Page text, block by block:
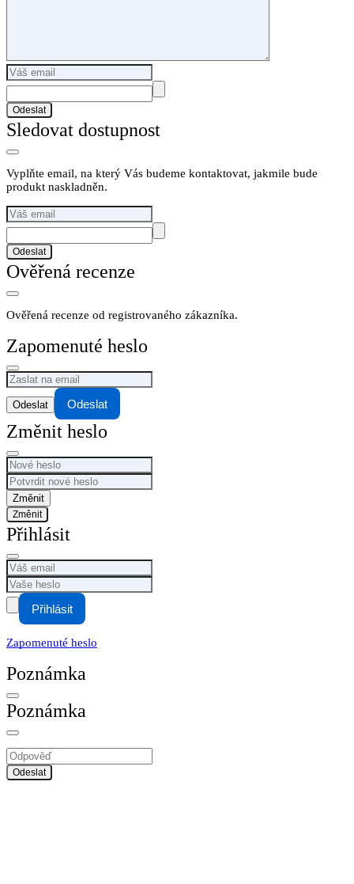
Odeslat
Sledovat dostupnost
Vyplňte email, na který Vás budeme kontaktovat, jakmile bude
produkt naskladněn.
Odeslat
Ověřená recenze
Ověřená recenze od registrovaného zákazníka.
Zapomenuté heslo
Odeslat
Změnit heslo
Změnit
Přihlásit
Přihlásit
Zapomenuté heslo
Poznámka
Poznámka
Odeslat